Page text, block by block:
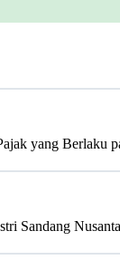
yang Berlaku
Sandang